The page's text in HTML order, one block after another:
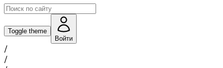
Toggle theme
Войти
/
/